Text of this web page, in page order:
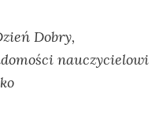
Dobry,
nauczycielowi